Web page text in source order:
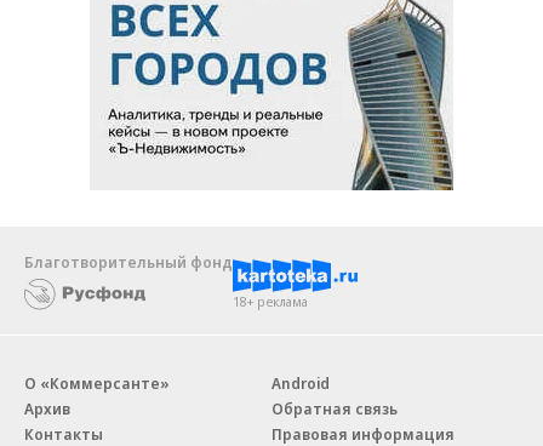
Благотворительный фонд
18+ реклама
О «Коммерсанте»
Архив
Контакты
Android
Обратная связь
Правовая информация